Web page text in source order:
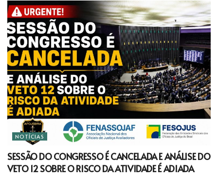
NOTÍCIAS
SESSÃO DO CONGRESSO É CANCELADA E ANÁLISE DO
VETO 12 SOBRE O RISCO DA ATIVIDADE É ADIADA